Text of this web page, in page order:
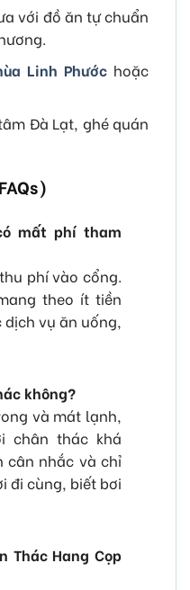
với đồ ăn tự chuẩn
Linh Phướchoặc
Đà Lạt, ghé quán
mất phí tham
phí vào cổng.
theo ít tiền
vụ ăn uống,
không?
và mát lạnh,
chân thác khá
cân nhắc và chỉ
đi cùng, biết bơi
Thác Hang Cọp